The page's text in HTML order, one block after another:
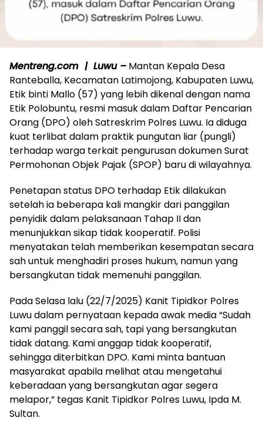
Mentreng.com | Luwu – Mantan Kepala Desa
Ranteballa, Kecamatan Latimojong, Kabupaten Luwu,
Etik binti Mallo (57) yang lebih dikenal dengan nama
Etik Polobuntu, resmi masuk dalam Daftar Pencarian
Orang (DPO) oleh Satreskrim Polres Luwu. Ia diduga
kuat terlibat dalam praktik pungutan liar (pungli)
terhadap warga terkait pengurusan dokumen Surat
Permohonan Objek Pajak (SPOP) baru di wilayahnya.
Penetapan status DPO terhadap Etik dilakukan
setelah ia beberapa kali mangkir dari panggilan
penyidik dalam pelaksanaan Tahap II dan
menunjukkan sikap tidak kooperatif. Polisi
menyatakan telah memberikan kesempatan secara
sah untuk menghadiri proses hukum, namun yang
bersangkutan tidak memenuhi panggilan.
Pada Selasa lalu (22/7/2025) Kanit Tipidkor Polres
Luwu dalam pernyataan kepada awak media “Sudah
kami panggil secara sah, tapi yang bersangkutan
tidak datang. Kami anggap tidak kooperatif,
sehingga diterbitkan DPO. Kami minta bantuan
masyarakat apabila melihat atau mengetahui
keberadaan yang bersangkutan agar segera
melapor,” tegas Kanit Tipidkor Polres Luwu, Ipda M.
Sultan.